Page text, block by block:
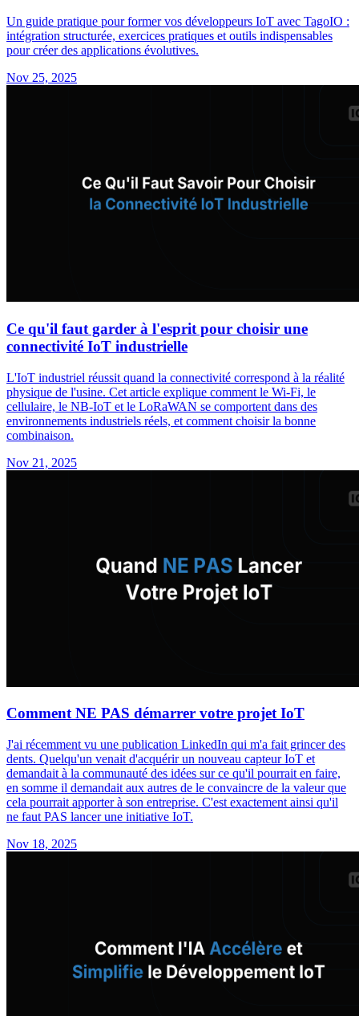
Un guide pratique pour former vos développeurs IoT avec TagoIO :
intégration structurée, exercices pratiques et outils indispensables
pour créer des applications évolutives.
Nov 25, 2025
Ce qu'il faut garder à l'esprit pour choisir une
connectivité IoT industrielle
L'IoT industriel réussit quand la connectivité correspond à la réalité
physique de l'usine. Cet article explique comment le Wi-Fi, le
cellulaire, le NB-IoT et le LoRaWAN se comportent dans des
environnements industriels réels, et comment choisir la bonne
combinaison.
Nov 21, 2025
Comment NE PAS démarrer votre projet IoT
J'ai récemment vu une publication LinkedIn qui m'a fait grincer des
dents. Quelqu'un venait d'acquérir un nouveau capteur IoT et
demandait à la communauté des idées sur ce qu'il pourrait en faire,
en somme il demandait aux autres de le convaincre de la valeur que
cela pourrait apporter à son entreprise. C'est exactement ainsi qu'il
ne faut PAS lancer une initiative IoT.
Nov 18, 2025